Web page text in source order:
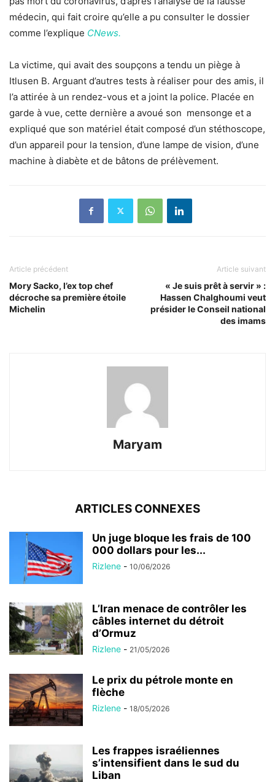
médecin, qui fait croire qu’elle a pu consulter le dossier
comme l’explique CNews.
La victime, qui avait des soupçons a tendu un piège à
Itlusen B. Arguant d’autres tests à réaliser pour des amis, il
l’a attirée à un rendez-vous et a joint la police. Placée en
garde à vue, cette dernière a avoué son mensonge et a
expliqué que son matériel était composé d’un stéthoscope,
d’un appareil pour la tension, d’une lampe de vision, d’une
machine à diabète et de bâtons de prélèvement.
Article précédent
Mory Sacko, l’ex top chef
décroche sa première étoile
Michelin
Article suivant
« Je suis prêt à servir » :
Hassen Chalghoumi veut
présider le Conseil national
des imams
Maryam
ARTICLES CONNEXES
Un juge bloque les frais de 100
000 dollars pour les...
Rizlene - 10/06/2026
L’Iran menace de contrôler les
câbles internet du détroit
d’Ormuz
Rizlene - 21/05/2026
Le prix du pétrole monte en
flèche
Rizlene - 18/05/2026
Les frappes israéliennes
s’intensifient dans le sud du
Liban